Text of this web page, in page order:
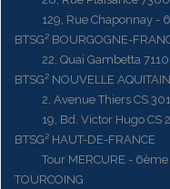
129, Rue Chaponnay -
BTSG² BOURGOGNE-
22, Quai Gambetta
BTSG² NOUVELLE
2, Avenue Thiers CS
19, Bd. Victor Hugo CS
BTSG² HAUT-DE-FRANCE
Tour MERCURE - 6ème
TOURCOING